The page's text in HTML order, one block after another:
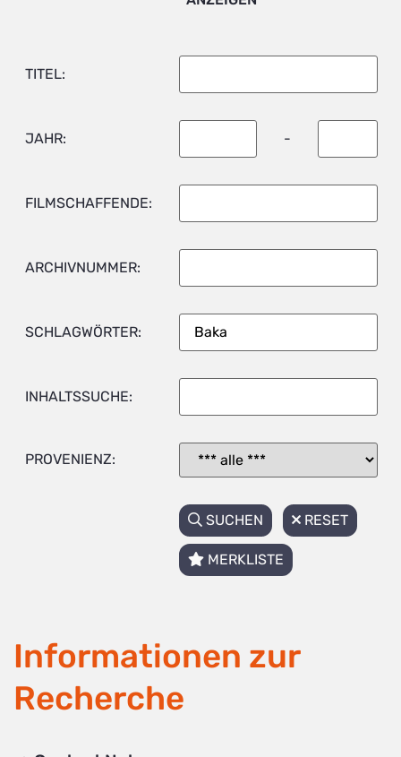
TITEL:
JAHR: -
FILMSCHAFFENDE:
ARCHIVNUMMER:
SCHLAGWÖRTER:
INHALTSSUCHE:
PROVENIENZ:
SUCHEN RESET
MERKLISTE
Informationen zur
Recherche